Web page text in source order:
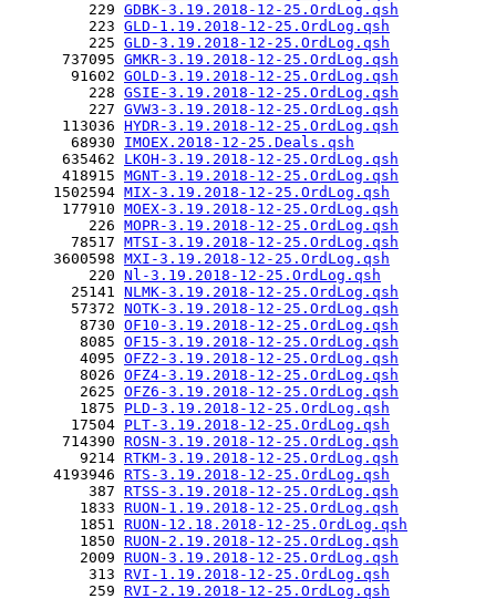
         229
GDBK-3.19.2018-12-25.OrdLog.qsh
         223
GLD-1.19.2018-12-25.OrdLog.qsh
         225
GLD-3.19.2018-12-25.OrdLog.qsh
      737095
GMKR-3.19.2018-12-25.OrdLog.qsh
       91602
GOLD-3.19.2018-12-25.OrdLog.qsh
         228
GSIE-3.19.2018-12-25.OrdLog.qsh
         227
GVW3-3.19.2018-12-25.OrdLog.qsh
      113036
HYDR-3.19.2018-12-25.OrdLog.qsh
       68930
IMOEX.2018-12-25.Deals.qsh
      635462
LKOH-3.19.2018-12-25.OrdLog.qsh
      418915
MGNT-3.19.2018-12-25.OrdLog.qsh
     1502594
MIX-3.19.2018-12-25.OrdLog.qsh
      177910
MOEX-3.19.2018-12-25.OrdLog.qsh
         226
MOPR-3.19.2018-12-25.OrdLog.qsh
       78517
MTSI-3.19.2018-12-25.OrdLog.qsh
     3600598
MXI-3.19.2018-12-25.OrdLog.qsh
         220
Nl-3.19.2018-12-25.OrdLog.qsh
       25141
NLMK-3.19.2018-12-25.OrdLog.qsh
       57372
NOTK-3.19.2018-12-25.OrdLog.qsh
        8730
OF10-3.19.2018-12-25.OrdLog.qsh
        8085
OF15-3.19.2018-12-25.OrdLog.qsh
        4095
OFZ2-3.19.2018-12-25.OrdLog.qsh
        8026
OFZ4-3.19.2018-12-25.OrdLog.qsh
        2625
OFZ6-3.19.2018-12-25.OrdLog.qsh
        1875
PLD-3.19.2018-12-25.OrdLog.qsh
       17504
PLT-3.19.2018-12-25.OrdLog.qsh
      714390
ROSN-3.19.2018-12-25.OrdLog.qsh
        9214
RTKM-3.19.2018-12-25.OrdLog.qsh
     4193946
RTS-3.19.2018-12-25.OrdLog.qsh
         387
RTSS-3.19.2018-12-25.OrdLog.qsh
        1833
RUON-1.19.2018-12-25.OrdLog.qsh
        1851
RUON-12.18.2018-12-25.OrdLog.qsh
        1850
RUON-2.19.2018-12-25.OrdLog.qsh
        2009
RUON-3.19.2018-12-25.OrdLog.qsh
         313
RVI-1.19.2018-12-25.OrdLog.qsh
         259
RVI-2.19.2018-12-25.OrdLog.qsh